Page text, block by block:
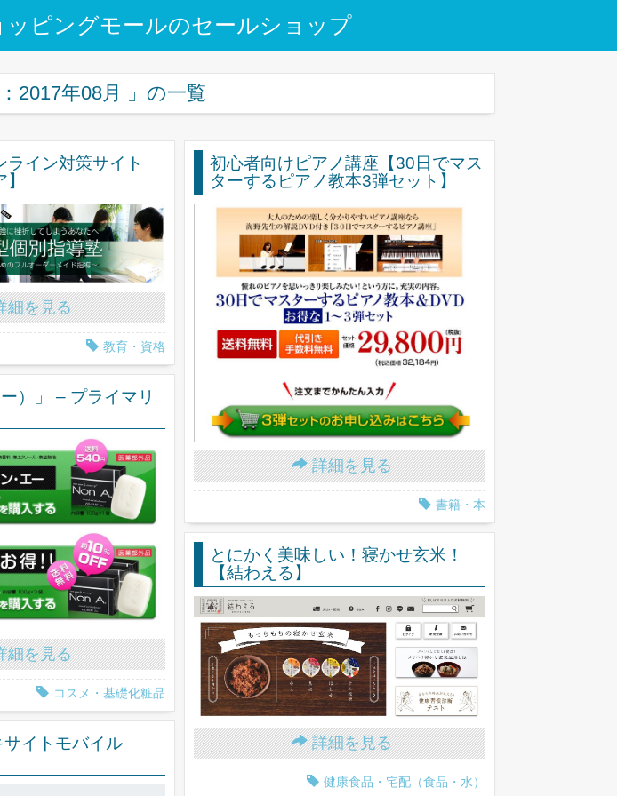
ッピングモールのセールショップ
2017年08月 」の一覧
ライン対策サイト
細を見る
教育・資格
初心者向けピアノ講座【30日でマス
ターするピアノ教本3弾セット】
詳細を見る
書籍・本
）」 – プライマリ
細を見る
コスメ・基礎化粧品
とにかく美味しい！寝かせ玄米！
【結わえる】
詳細を見る
健康食品・宅配（食品・水）
イトモバイル